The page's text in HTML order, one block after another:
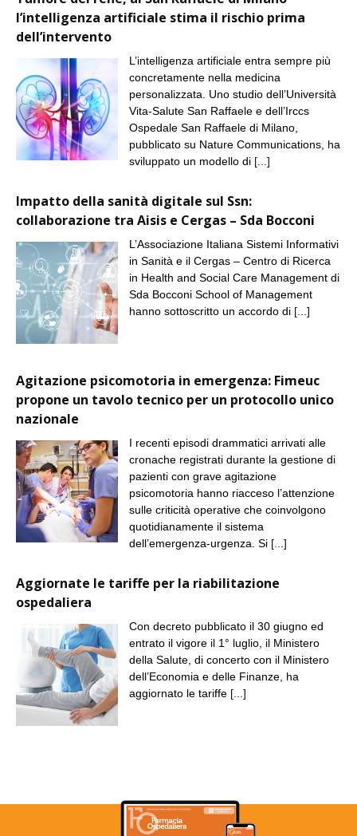
l’intelligenza artificiale stima il rischio prima
dell’intervento
L’intelligenza artificiale entra sempre più
concretamente nella medicina
personalizzata. Uno studio dell’Università
Vita-Salute San Raffaele e dell’Irccs
Ospedale San Raffaele di Milano,
pubblicato su Nature Communications, ha
sviluppato un modello di [...]
Impatto della sanità digitale sul Ssn:
collaborazione tra Aisis e Cergas – Sda Bocconi
L’Associazione Italiana Sistemi Informativi
in Sanità e il Cergas – Centro di Ricerca
in Health and Social Care Management di
Sda Bocconi School of Management
hanno sottoscritto un accordo di [...]
Agitazione psicomotoria in emergenza: Fimeuc
propone un tavolo tecnico per un protocollo unico
nazionale
I recenti episodi drammatici arrivati alle
cronache registrati durante la gestione di
pazienti con grave agitazione
psicomotoria hanno riacceso l’attenzione
sulle criticità operative che coinvolgono
quotidianamente il sistema
dell’emergenza-urgenza. Si [...]
Aggiornate le tariffe per la riabilitazione
ospedaliera
Con decreto pubblicato il 30 giugno ed
entrato il vigore il 1° luglio, il Ministero
della Salute, di concerto con il Ministero
dell’Economia e delle Finanze, ha
aggiornato le tariffe [...]